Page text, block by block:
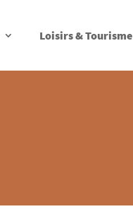
Loisirs & Tourisme